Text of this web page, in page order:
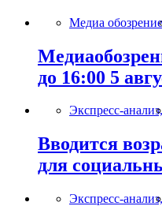
Медиа
до 16:00 5
Экспресс-анализ,
Вводится
для
Экспресс-анализ,